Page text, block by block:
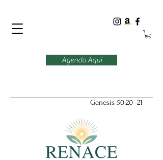
Genesis 50:20–21
Agenda Aqui